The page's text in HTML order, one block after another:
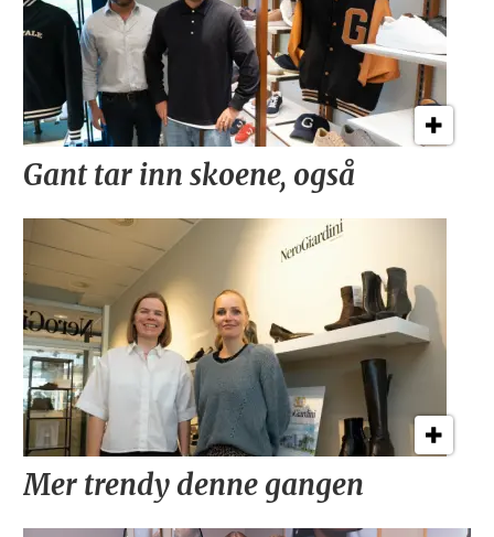
Gant tar inn skoene, også
Mer trendy denne gangen